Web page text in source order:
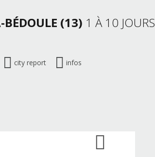
BÉDOULE (13) 1 À 10 JOURS
city report infos